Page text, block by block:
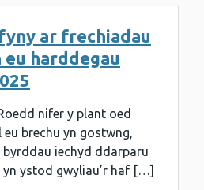
ar frechiadau
harddegau
nifer y plant oed
brechu yn gostwng,
byrddau iechyd ddarparu
yn ystod gwyliau’r haf […]